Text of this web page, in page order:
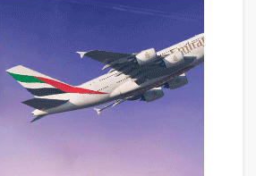
Pegasus Dünyanın En Değerli
Arasında
ABD yaptırım listesinden